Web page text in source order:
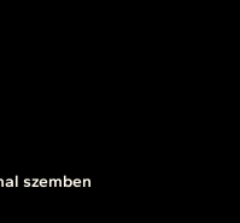
szemben